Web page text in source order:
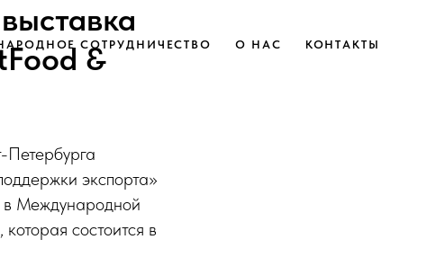
СОТРУДНИЧЕСТВО О НАС КОНТАКТЫ
&
Петербурга
экспорта»
в Международной
состоится в